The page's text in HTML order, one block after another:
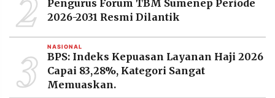
Pengurus Forum TBM Sumenep Periode
2026-2031 Resmi Dilantik
3 NASIONAL
BPS: Indeks Kepuasan Layanan Haji 2026
Capai 83,28%, Kategori Sangat
Memuaskan.